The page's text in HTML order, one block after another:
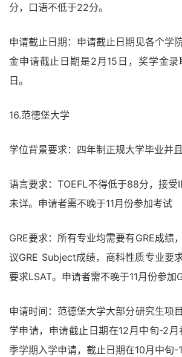
分，口语不低于22分。
申请截止日期：申请截止日期见各个学
金申请截止日期是2月15日，奖学金
日。
16.范德堡大学
学位背景要求：四年制正规大学毕业并
语言要求：TOEFL不得低于88分，接受
未详。申请者需不晚于11月份参加考试
GRE要求：所有专业均需要有GRE成绩
议GRE Subject成绩，商科性质专业要
要求LSAT。申请者需不晚于11月份参加
申请时间：范德堡大学大部分研究生项
学申请，申请截止日期在12月中旬-2
季学期入学申请，截止日期在10月中旬-